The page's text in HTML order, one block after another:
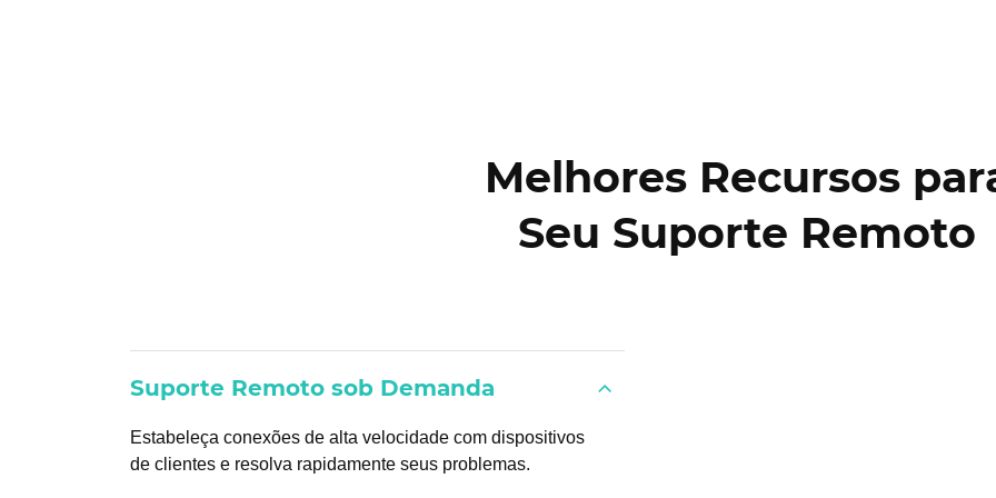
Melhores Recursos
Seu Suporte Remoto
Suporte Remoto sob Demanda
Estabeleça conexões de alta velocidade com dispositivos
de clientes e resolva rapidamente seus problemas.